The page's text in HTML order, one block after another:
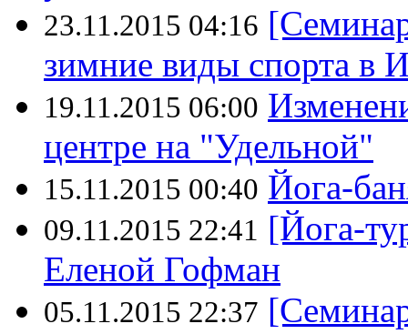
23.11.2015 04:16
зимние виды спорта в
19.11.2015 06:00
центре на "Удельной"
15.11.2015 00:40 Йога-
09.11.2015 22:41 [Йога-
Еленой Гофман
05.11.2015 22:37